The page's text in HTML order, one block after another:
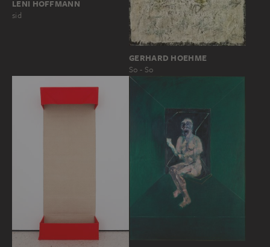
LENI HOFFMANN
sid
GERHARD HOEHME
So - So